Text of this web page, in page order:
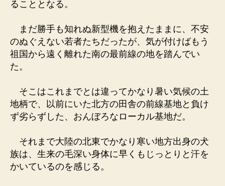
ることとなる。
まだ勝手も知れぬ新型機を抱えたままに、不安
のぬぐえない若者たちだったが、気が付けばもう
祖国から遠く離れた南の最前線の地を踏んでい
た。
そこはこれまでとは違ってかなり暑い気候の土
地柄で、以前にいた北方の田舎の前線基地と負け
ず劣らずした、おんぼろなローカル基地だ。
それまで大陸の北東でかなり寒い地方出身の犬
族は、生来の毛深い身体に早くもじっとりと汗を
かいているのを感じる。